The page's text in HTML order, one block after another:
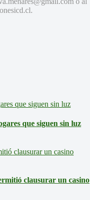
que siguen sin luz
clausurar un casino